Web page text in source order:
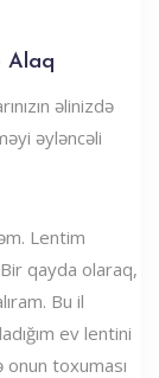
Alaq
əlinizdə
əyləncəli
Lentim
qayda olaraq,
Bu il
ev lentini
onun toxuması